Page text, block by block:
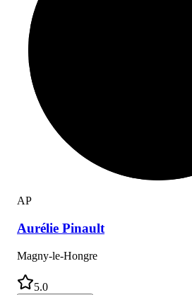
AP
Aurélie Pinault
Magny-le-Hongre
5.0